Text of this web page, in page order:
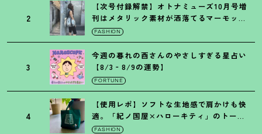
2
【次号付録解禁】オトナミューズ10月号増
刊はメタリック素材が洒落てるマーモット
の保冷バッグ
FASHION
3
今週の暮れの酉さんのやさしすぎる星占い
【8/3‐8/9の運勢】
FORTUNE
4
【使用レポ】ソフトな生地感で肩かけも快
適。「紀ノ国屋×ハローキティ」のトート
がガシガシ使えて最高です
FASHION